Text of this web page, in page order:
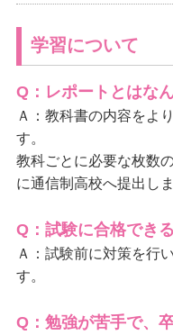
学習について
Q：レポートとはな
Ａ：教科書の内容をよ
す。
教科ごとに必要な枚数
に通信制高校へ提出しま
Q：試験に合格でき
Ａ：試験前に対策を行
す。
Q：勉強が苦手で、